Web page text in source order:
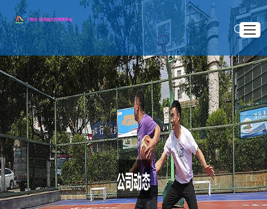
首页
知道一竞技
精品项目
公司动态
服务宗旨
联系一竞技官方网站
首页>公司动态>篮球场地防滑处理技术与材料应用研究及其效果分析
篮球场地防滑处理技术与材料应用研究及其效果分
析
2024 .12 .01
篮球场地的防滑处理技术与材料的应用，是当前体育设施建